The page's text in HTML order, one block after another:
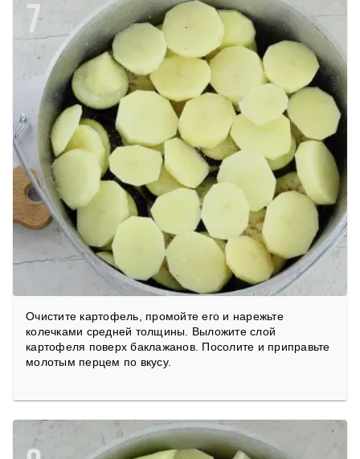
7
Очистите картофель, промойте его и нарежьте
колечками средней толщины. Выложите слой
картофеля поверх баклажанов. Посолите и приправьте
молотым перцем по вкусу.